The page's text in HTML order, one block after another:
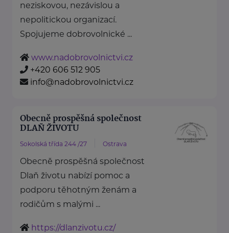
neziskovou, nezávislou a
nepolitickou organizací.
Spojujeme dobrovolnické ...
www.nadobrovolnictvi.cz
+420 606 512 905
info@nadobrovolnictvi.cz
Obecně prospěšná společnost
DLAŇ ŽIVOTU
Sokolská třída 244 /27 Ostrava
Obecně prospěšná společnost
Dlaň životu nabízí pomoc a
podporu těhotným ženám a
rodičům s malými ...
https://dlanzivotu.cz/